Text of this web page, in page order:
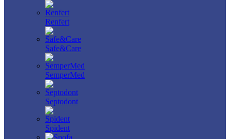
Renfert
Safe&Care
SemperMed
Septodont
Spident